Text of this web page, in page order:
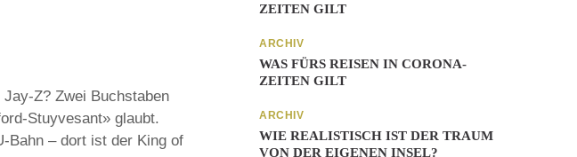
Z? Zwei Buchstaben
Stuyvesant» glaubt.
Bahn – dort ist der King of
ZEITEN GILT
ARCHIV
WAS FÜRS REISEN IN CORONA-
ZEITEN GILT
ARCHIV
WIE REALISTISCH IST DER TRAUM
VON DER EIGENEN INSEL?